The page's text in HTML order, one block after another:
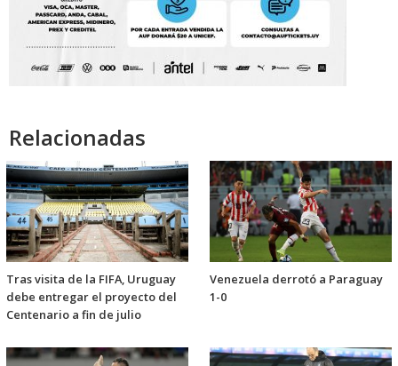
Relacionadas
Tras visita de la FIFA, Uruguay
debe entregar el proyecto del
Centenario a fin de julio
Venezuela derrotó a Paraguay
1-0